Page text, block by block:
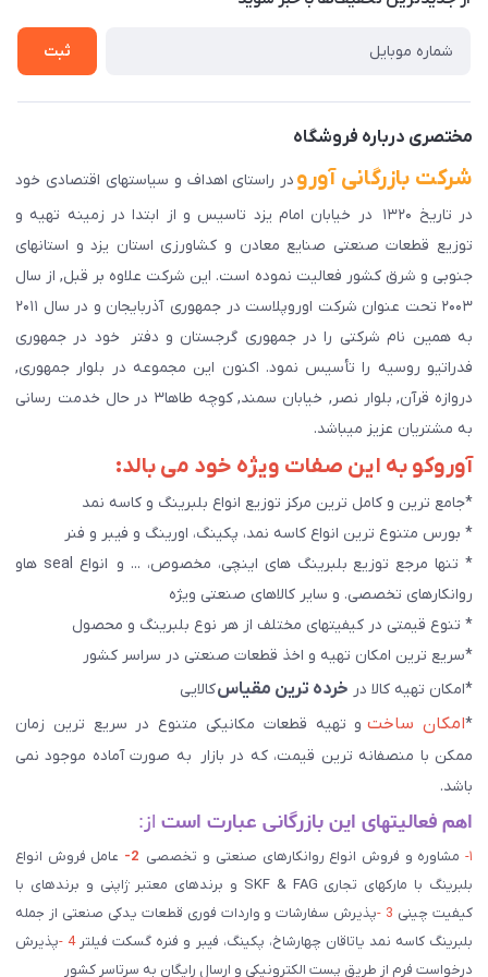
راهنمای ثبت سفارش
سوالات متداول
ثبت
مختصری درباره فروشگاه
شرکت بازرگانی آورو در راستای اهداف و سیاستهای اقتصادی خود
در تاریخ ۱۳۲۰ در خیابان امام یزد تاسیس و از ابتدا در زمینه تهیه و
توزیع قطعات صنعتی صنایع معادن و کشاورزی استان یزد و استانهای
جنوبی و شرق کشور فعالیت نموده است. این شرکت علاوه بر قبل, از سال
۲۰۰۳ تحت عنوان شرکت اوروپلاست در جمهوری آذربایجان و در سال ۲۰۱۱
به همین نام شرکتی را در جمهوری گرجستان و دفتر خود در جمهوری
فدراتیو روسیه را تأسیس نمود. اکنون این مجموعه در بلوار جمهوری,
دروازه قرآن, بلوار نصر, خیابان سمند, کوچه طاها۳ در حال خدمت رسانی
به مشتریان عزیز میباشد.
آوروکو به این صفات ویژه خود می بالد:
*جامع ترین و کامل ترین مرکز توزیع انواع بلبرینگ و کاسه نمد
* بورس متنوع ترین انواع کاسه نمد، پکینگ، اورینگ و فیبر و فنر
* تنها مرجع توزیع بلبرینگ های اینچی، مخصوص، ... و انواع seal هاو
روانکارهای تخصصی. و سایر کالاهای صنعتی ويژه
* تنوع قیمتی در کیفیتهای مختلف از هر نوع بلبرینگ و محصول
*سریع ترین امکان تهیه و اخذ قطعات صنعتی در سراسر کشور
*امکان تهیه کالا در خرده ترین مقیاسکالایی
*امکان ساختو تهیه قطعات مکانیکی متنوع در سریع ترین زمان
ممکن با منصفانه ترین قیمت، که در بازار به صورت آماده موجود نمی
باشد.
اهم فعالیتهای این بازرگانی عبارت است از:
۱- مشاوره و فروش انواع روانکارهای صنعتی و تخصصی 2-
عامل فروش انواع
بلبرینگ با مارکهای تجاری SKF & FAG و برندهای معتبر ژاپنی و برندهای با
کیفیت چینی 3 - پذیرش سفارشات و واردات فوری قطعات یدکی صنعتی از جمله
بلبرینگ کاسه نمد یاتاقان چهارشاخ، پکینگ، فیبر و فنره گسکت فیلتر4 - پذیرش
درخواست فرم از طریق پست الکترونیکی و ارسال رایگان به سرتاسر کشور